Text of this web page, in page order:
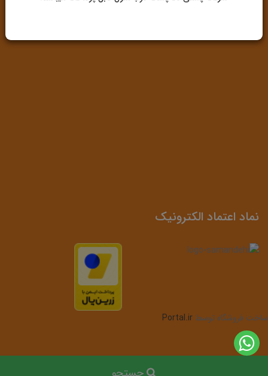
نماد اعتماد الکترونیک
ساخت فروشگاه توسط Portal.ir